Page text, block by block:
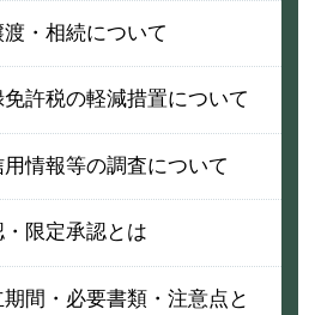
・相続について
許税の軽減措置について
情報等の調査について
限定承認とは
間・必要書類・注意点と